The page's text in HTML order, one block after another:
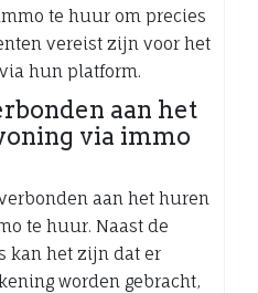
te huur om precies
vereist zijn voor het
hun platform.
aan het
via immo
aan het huren
te huur. Naast de
kan het zijn dat er
worden gebracht,